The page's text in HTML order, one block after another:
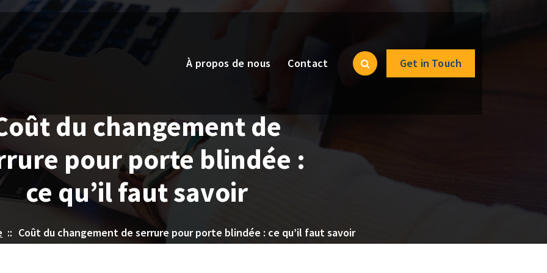
À propos de nous Contact Get in Touch
du changement de
pour porte blindée :
ce qu’il faut savoir
:: Coût du changement de serrure pour porte blindée : ce qu’il faut savoir